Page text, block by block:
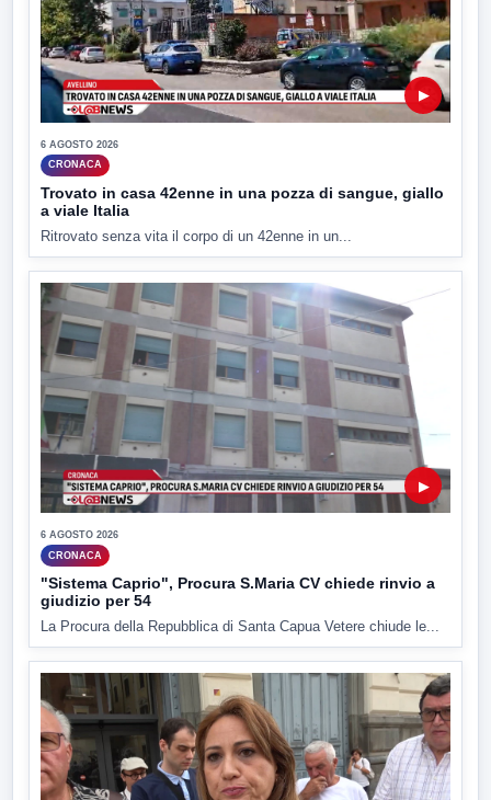
▶
6 AGOSTO 2026
CRONACA
Trovato in casa 42enne in una pozza di sangue, giallo
a viale Italia
Ritrovato senza vita il corpo di un 42enne in un...
▶
6 AGOSTO 2026
CRONACA
"Sistema Caprio", Procura S.Maria CV chiede rinvio a
giudizio per 54
La Procura della Repubblica di Santa Capua Vetere chiude le...